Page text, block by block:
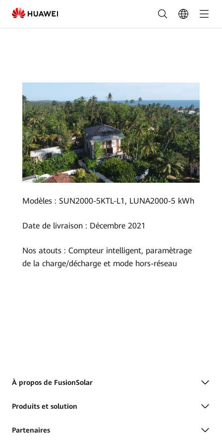
5,58
kWp
Lanka
Modèles : SUN2000-5KTL-L1, LUNA2000-5 kWh
Date de livraison : Décembre 2021
Nos atouts : Compteur intelligent, paramètrage
de la charge/décharge et mode hors-réseau
À propos de FusionSolar
Produits et solution
Partenaires